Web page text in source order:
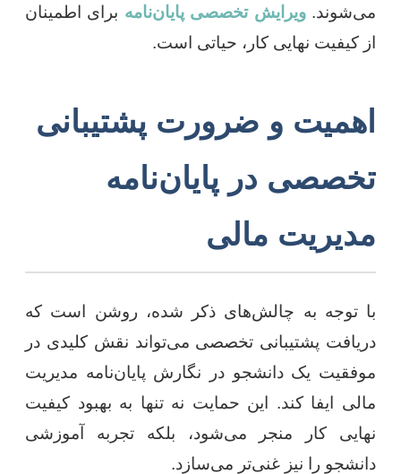
می‌شوند.ویرایش تخصصی پایان‌نامه برای اطمینان
از کیفیت نهایی کار، حیاتی است.
اهمیت و ضرورت پشتیبانی
تخصصی در پایان‌نامه
مدیریت مالی
با توجه به چالش‌های ذکر شده، روشن است که
دریافت پشتیبانی تخصصی می‌تواند نقش کلیدی در
موفقیت یک دانشجو در نگارش پایان‌نامه مدیریت
مالی ایفا کند. این حمایت نه تنها به بهبود کیفیت
نهایی کار منجر می‌شود، بلکه تجربه آموزشی
دانشجو را نیز غنی‌تر می‌سازد.